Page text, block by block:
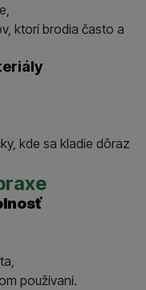
ktorí brodia často a
kde sa kladie dôraz
používaní.